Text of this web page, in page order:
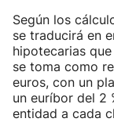
Según los
se traducirá en
hipotecarias
se toma como
euros, con un
un euríbor del 2
entidad a cada